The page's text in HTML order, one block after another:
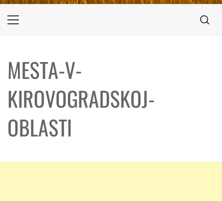
Primary
MESTA-V-
KIROVOGRADSKOJ-
OBLASTI